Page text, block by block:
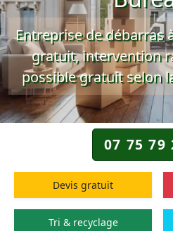
Entreprise de débarras
gratuit, intervention
possible gratuitselon
07 75 79
Devis gratuit
Tri & recyclage